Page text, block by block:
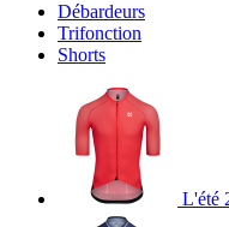
Débardeurs
Trifonction
Shorts
L'été